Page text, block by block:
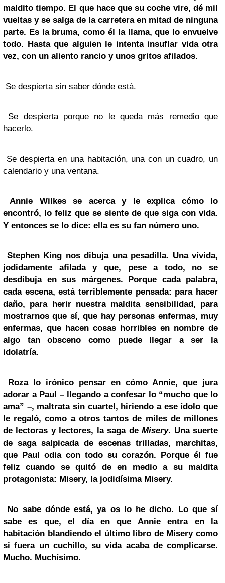
maldito tiempo. El que hace que su coche vire, dé mil
vueltas y se salga de la carretera en mitad de ninguna
parte. Es la bruma, como él la llama, que lo envuelve
todo. Hasta que alguien le intenta insuflar vida otra
vez, con un aliento rancio y unos gritos afilados.
Se despierta sin saber dónde está.
Se despierta porque no le queda más remedio que
hacerlo.
Se despierta en una habitación, una con un cuadro, un
calendario y una ventana.
Annie Wilkes se acerca y le explica cómo lo
encontró, lo feliz que se siente de que siga con vida.
Y entonces se lo dice: ella es su fan número uno.
Stephen King nos dibuja una pesadilla. Una vívida,
jodidamente afilada y que, pese a todo, no se
desdibuja en sus márgenes. Porque cada palabra,
cada escena, está terriblemente pensada: para hacer
daño, para herir nuestra maldita sensibilidad, para
mostrarnos que sí, que hay personas enfermas, muy
enfermas, que hacen cosas horribles en nombre de
algo tan obsceno como puede llegar a ser la
idolatría.
Roza lo irónico pensar en cómo Annie, que jura
adorar a Paul – llegando a confesar lo “mucho que lo
ama” –, maltrata sin cuartel, hiriendo a ese ídolo que
le regaló, como a otros tantos de miles de millones
de lectoras y lectores, la saga deMisery. Una suerte
de saga salpicada de escenas trilladas, marchitas,
que Paul odia con todo su corazón. Porque él fue
feliz cuando se quitó de en medio a su maldita
protagonista: Misery, la jodidísima Misery.
No sabe dónde está, ya os lo he dicho. Lo que sí
sabe es que, el día en que Annie entra en la
habitación blandiendo el último libro de Misery como
si fuera un cuchillo, su vida acaba de complicarse.
Mucho. Muchísimo.